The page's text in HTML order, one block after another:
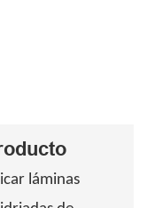
láminas